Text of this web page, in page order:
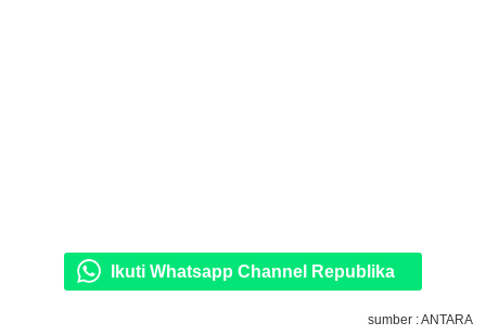
Ikuti Whatsapp Channel Republika
sumber : ANTARA